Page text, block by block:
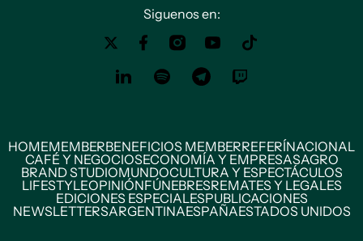
Siguenos en:
HOMEMEMBERBENEFICIOS MEMBERREFERÍNACIONAL
CAFÉ Y NEGOCIOSECONOMÍA Y EMPRESASAGRO
BRAND STUDIOMUNDOCULTURA Y ESPECTÁCULOS
LIFESTYLEOPINIÓNFÚNEBRESREMATES Y LEGALES
EDICIONES ESPECIALESPUBLICACIONES
NEWSLETTERSARGENTINAESPAÑAESTADOS UNIDOS